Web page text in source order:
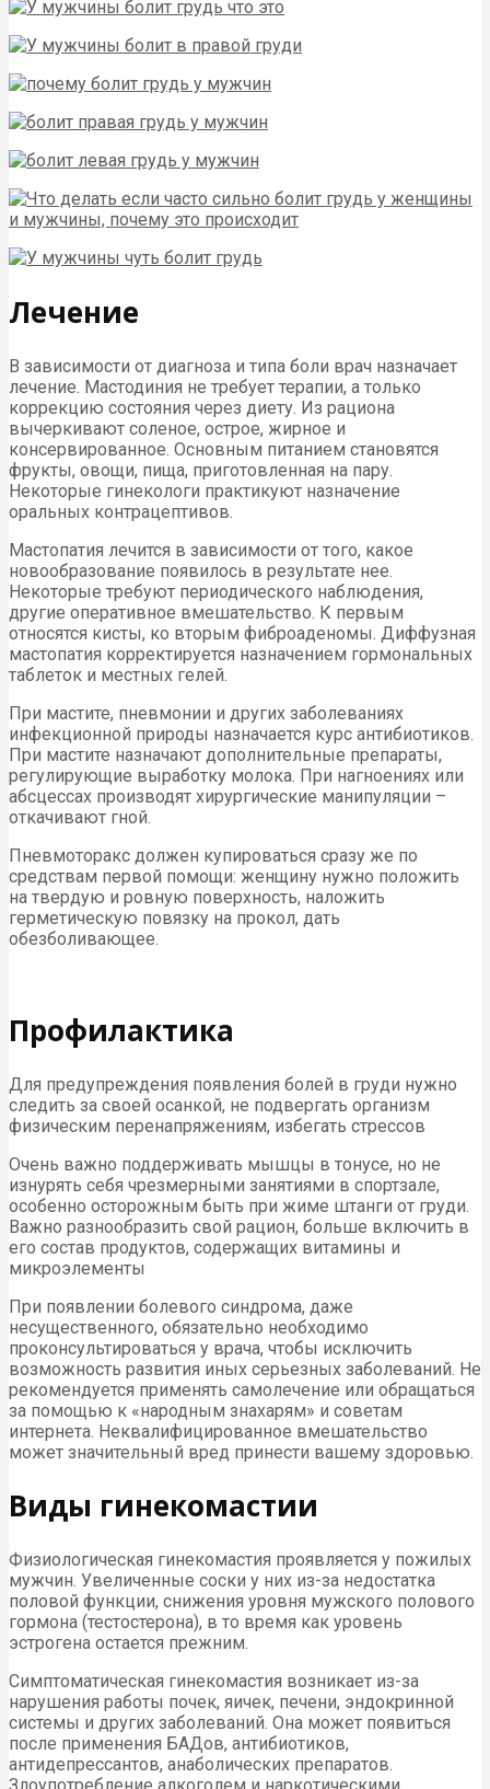
Лечение
В зависимости от диагноза и типа боли врач назначает
лечение. Мастодиния не требует терапии, а только
коррекцию состояния через диету. Из рациона
вычеркивают соленое, острое, жирное и
консервированное. Основным питанием становятся
фрукты, овощи, пища, приготовленная на пару.
Некоторые гинекологи практикуют назначение
оральных контрацептивов.
Мастопатия лечится в зависимости от того, какое
новообразование появилось в результате нее.
Некоторые требуют периодического наблюдения,
другие оперативное вмешательство. К первым
относятся кисты, ко вторым фиброаденомы. Диффузная
мастопатия корректируется назначением гормональных
таблеток и местных гелей.
При мастите, пневмонии и других заболеваниях
инфекционной природы назначается курс антибиотиков.
При мастите назначают дополнительные препараты,
регулирующие выработку молока. При нагноениях или
абсцессах производят хирургические манипуляции –
откачивают гной.
Пневмоторакс должен купироваться сразу же по
средствам первой помощи: женщину нужно положить
на твердую и ровную поверхность, наложить
герметическую повязку на прокол, дать
обезболивающее.
Профилактика
Для предупреждения появления болей в груди нужно
следить за своей осанкой, не подвергать организм
физическим перенапряжениям, избегать стрессов
Очень важно поддерживать мышцы в тонусе, но не
изнурять себя чрезмерными занятиями в спортзале,
особенно осторожным быть при жиме штанги от груди.
Важно разнообразить свой рацион, больше включить в
его состав продуктов, содержащих витамины и
микроэлементы
При появлении болевого синдрома, даже
несущественного, обязательно необходимо
проконсультироваться у врача, чтобы исключить
возможность развития иных серьезных заболеваний. Не
рекомендуется применять самолечение или обращаться
за помощью к «народным знахарям» и советам
интернета. Неквалифицированное вмешательство
может значительный вред принести вашему здоровью.
Виды гинекомастии
Физиологическая гинекомастия проявляется у пожилых
мужчин. Увеличенные соски у них из-за недостатка
половой функции, снижения уровня мужского полового
гормона (тестостерона), в то время как уровень
эстрогена остается прежним.
Симптоматическая гинекомастия возникает из-за
нарушения работы почек, яичек, печени, эндокринной
системы и других заболеваний. Она может появиться
после применения БАДов, антибиотиков,
антидепрессантов, анаболических препаратов.